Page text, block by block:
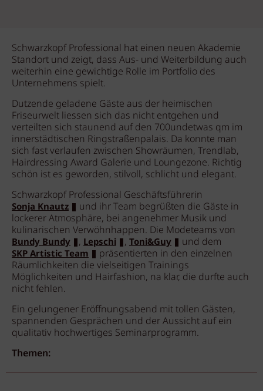
Schwarzkopf Professional hat einen neuen Akademie
Standort und zeigt, dass Aus- und Weiterbildung auch
weiterhin eine gewichtige Rolle im Portfolio des
Unternehmens spielt.
Dutzende geladene Gäste aus der heimischen
Friseurwelt liessen sich das nicht entgehen und
verteilten sich staunend auf den 700undetwas qm im
innerstädtischen Ringstraßenpalais. Da konnte man
sich fast verlaufen zwischen Showräumen, Trendlab,
Hairdressing Award Galerie und Loungezone. Richtig
schön ist es geworden, stilvoll, schlicht und elegant.
Schwarzkopf Professional Geschäftsführerin
Sonja Knautz
und ihr Team begrüßten die Gäste in
lockerer Atmosphäre, bei angenehmer Musik und
kulinarischen Verwöhnhappen. Die Modeteams von
Bundy Bundy , Lepschi , Toni&Guy und dem
SKP Artistic Team
präsentierten in den einzelnen
Räumlichkeiten die vielseitigen Trainings
Möglichkeiten und Hairfashion, na klar, die durfte auch
nicht fehlen.
Ein gelungener Eröffnungsabend mit tollen Gästen,
spannenden Gesprächen und der Aussicht auf ein
qualitativ hochwertiges Seminarprogramm.
Themen: